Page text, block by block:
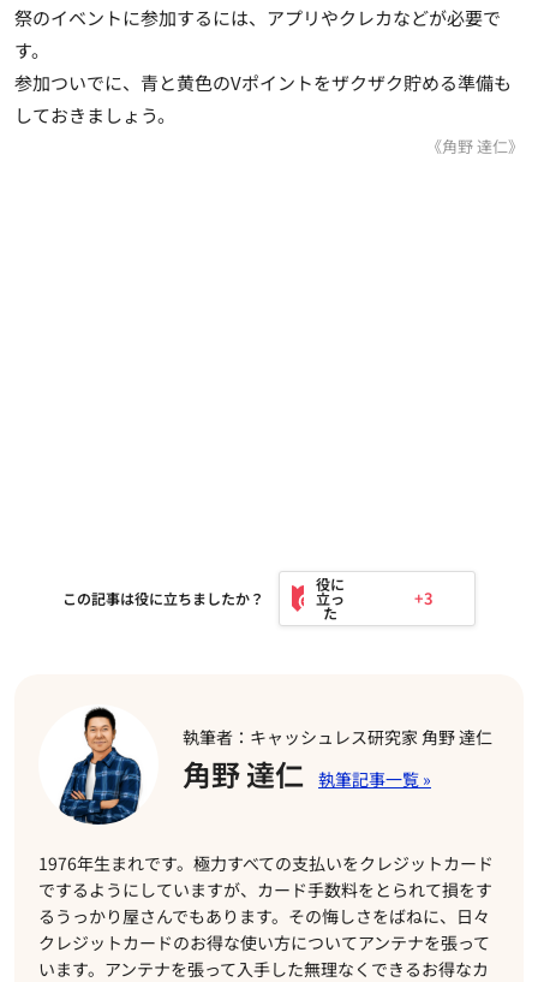
祭のイベントに参加するには、アプリやクレカなどが必要で
す。
参加ついでに、青と黄色のVポイントをザクザク貯める準備も
しておきましょう。
《角野 達仁》
この記事は役に立ちましたか？ +3
執筆者：キャッシュレス研究家 角野 達仁
角野 達仁
1976年生まれです。極力すべての支払いをクレジットカード
でするようにしていますが、カード手数料をとられて損をす
るうっかり屋さんでもあります。その悔しさをばねに、日々
クレジットカードのお得な使い方についてアンテナを張って
います。アンテナを張って入手した無理なくできるお得なカ